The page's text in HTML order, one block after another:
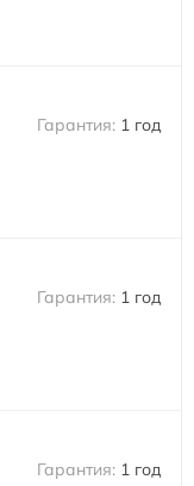
1 год
1 год
1 год